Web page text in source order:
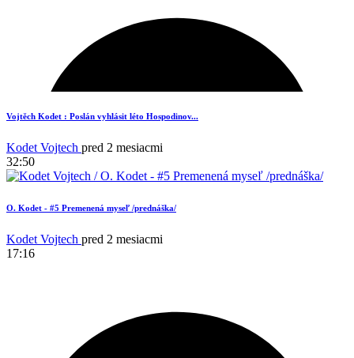
7
Vojtěch Kodet : Poslán vyhlásit léto Hospodinov...
Kodet Vojtech pred 2 mesiacmi
32:50
O. Kodet - #5 Premenená myseľ /prednáška/
Kodet Vojtech pred 2 mesiacmi
17:16